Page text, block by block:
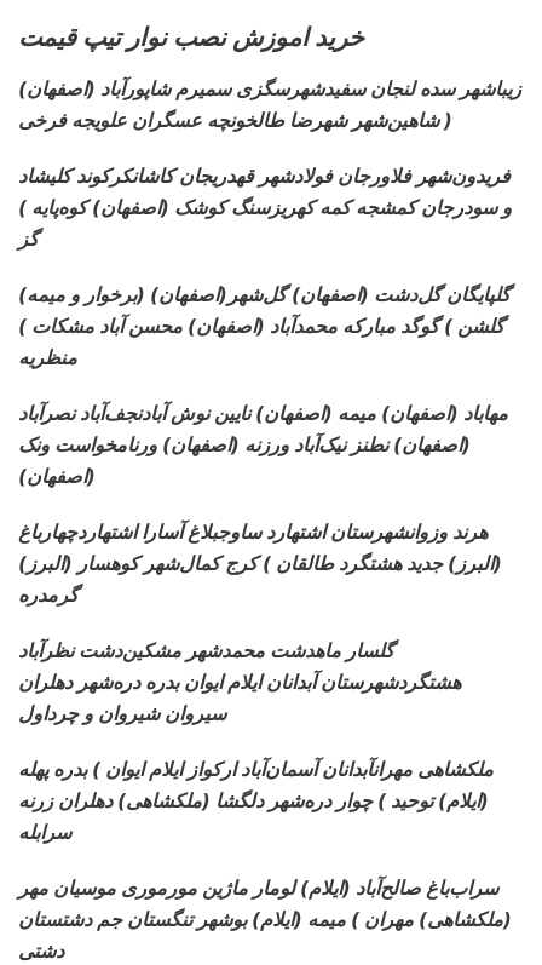
خرید اموزش نصب نوار تیپ قیمت
(اصفهان) زیباشهر سده لنجان سفیدشهرسگزی سمیرم شاپورآباد
شاهین‌شهر شهرضا طالخونچه عسگران علویجه فرخی )
فریدون‌شهر فلاورجان فولادشهر قهدریجان کاشانکرکوند کلیشاد
و سودرجان کمشجه کمه کهریزسنگ کوشک (اصفهان) کوه‌پایه )
گز
(برخوار و میمه) گلپایگان گل‌دشت (اصفهان) گل‌شهر (اصفهان)
گلشن ) گوگد مبارکه محمدآباد (اصفهان) محسن آباد مشکات )
منظریه
مهاباد (اصفهان) میمه (اصفهان) نایین نوش آبادنجف‌آباد نصرآباد
(اصفهان) نطنز نیک‌آباد ورزنه (اصفهان) ورنامخواست ونک
(اصفهان)
هرند وزوانشهرستان اشتهارد ساوجبلاغ آسارا اشتهاردچهارباغ
(البرز) جدید هشتگرد طالقان ) کرج کمال‌شهر کوهسار (البرز)
گرمدره
گلسار ماهدشت محمدشهر مشکین‌دشت نظرآباد
هشتگردشهرستان آبدانان ایلام ایوان بدره دره‌شهر دهلران
سیروان شیروان و چرداول
ملکشاهی مهرانآبدانان آسمان‌آباد ارکوازایلام ایوان ) بدره پهله
(ایلام) توحید ) چوار دره‌شهر دلگشا (ملکشاهی) دهلران زرنه
سرابله
سراب‌باغ صالح‌آباد (ایلام) لومار ماژین مورموری موسیان مهر
(ملکشاهی) مهران ) میمه (ایلام) بوشهر تنگستان جم دشتستان
دشتی